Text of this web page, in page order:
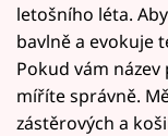
letošního léta.
bavlně a evokuje
Pokud vám
míříte správně.
zástěrových a